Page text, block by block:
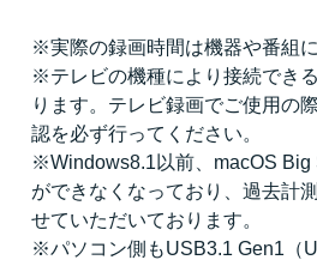
※実際の録画時間は機器や番組
※テレビの機種により接続でき
ります。テレビ録画でご使用の
認を必ず行ってください。
※Windows8.1以前、macOS Big
ができなくなっており、過去計
せていただいております。
※パソコン側もUSB3.1 Gen1（